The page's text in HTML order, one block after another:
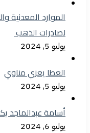
الموارد المعدنية
لصادرات الذهب
يوليو 5, 2024
العطا يعزي مناوي
يوليو 5, 2024
أسامة عبدالماجد
يوليو 6, 2024